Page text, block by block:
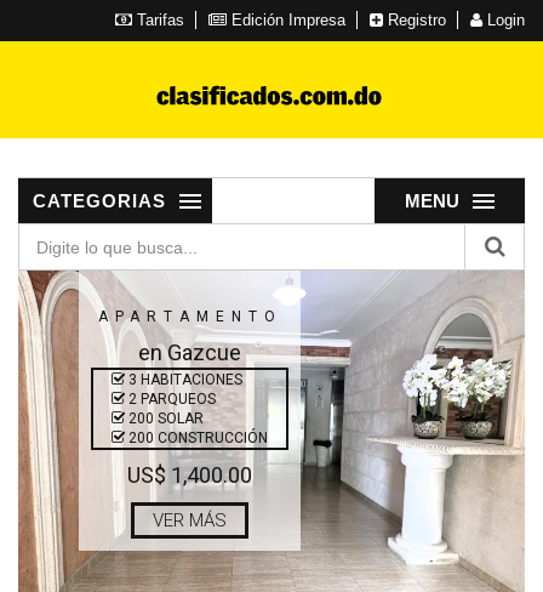
Tarifas Edición Impresa Registro Login
MENU
CATEGORIAS
APARTAMENTO
en Gazcue
3 HABITACIONES
2 PARQUEOS
200 SOLAR
200 CONSTRUCCIÓN
US$ 1,400.00
VER MÁS